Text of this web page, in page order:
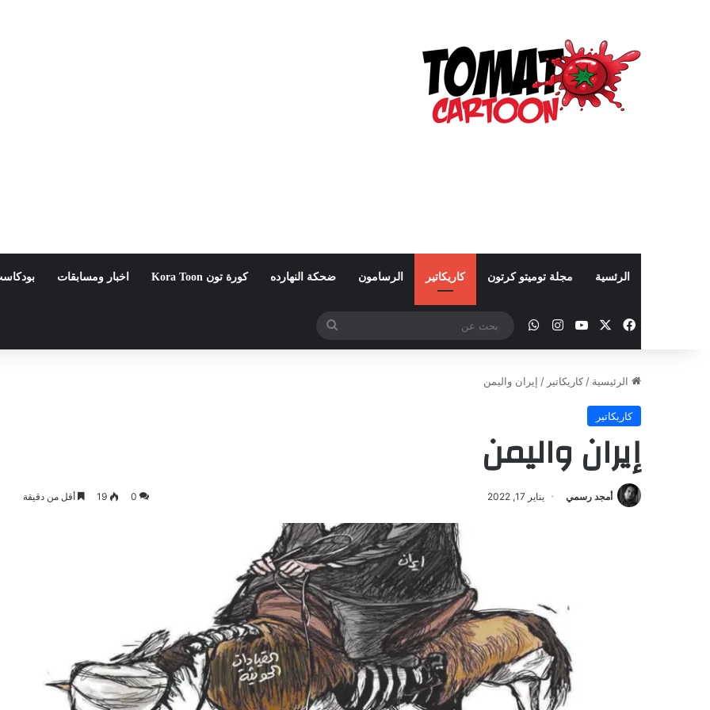
الرئسية مجلة توميتو كرتون كاريكاتير الرسامون ضحكة النهارده كورة تون Kora Toon اخبار ومسابقات
فيسبوك ‫YouTube
انستقرامواتساب
بحث
عن
الرئيسية / كاريكاتير / إيران واليمن
كاريكاتير
إيران واليمن
أمجد رسمي يناير 17, 2022 0
19 أقل من دقيقة